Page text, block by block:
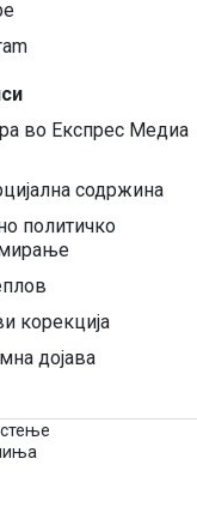
во Експрес Медиа
содржина
политичко
корекција
дојава